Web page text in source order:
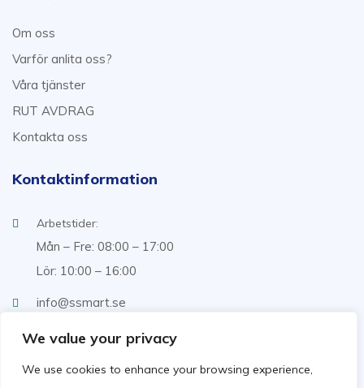
We value your privacy
We use cookies to enhance your browsing experience,
Om oss
Varför anlita oss?
Våra tjänster
RUT AVDRAG
Kontakta oss
Kontaktinformation
Arbetstider:
Mån – Fre: 08:00 – 17:00
Lör: 10:00 – 16:00
info@ssmart.se
+46707322222